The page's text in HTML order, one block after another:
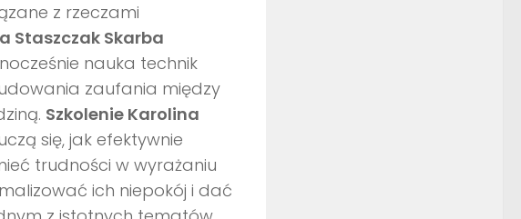
z rzeczami
Staszczak Skarba
nauka technik
zaufania między
Szkolenie Karolina
się, jak efektywnie
trudności w wyrażaniu
ich niepokój i dać